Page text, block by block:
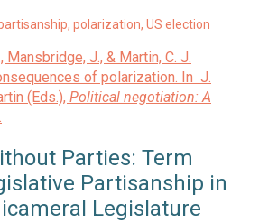
, polarization, US election
Mansbridge, J., & Martin, C. J.
of polarization. In J.
(Eds.), Political negotiation: A
Parties: Term
Partisanship in
Legislature